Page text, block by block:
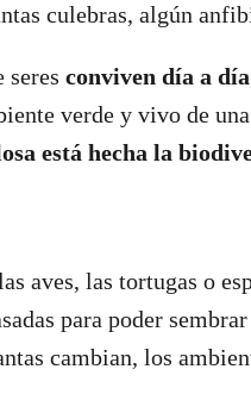
culebras, algún
seres conviven día a día
verde y vivo de
está hecha la
aves, las tortugas o
para poder
cambian, los